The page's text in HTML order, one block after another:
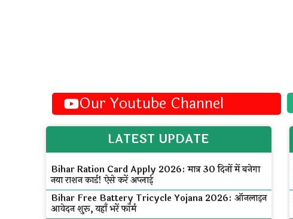
Our Youtube Channel
LATEST UPDATE
Bihar Ration Card Apply 2026: मात्र 30 दिनों में बनेगा
नया राशन कार्ड! ऐसे करें अप्लाई
Bihar Free Battery Tricycle Yojana 2026: ऑनलाइन
आवेदन शुरू, यहाँ भरें फॉर्म